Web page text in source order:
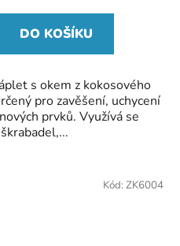
DO KOŠÍKU
s okem z kokosového
pro zavěšení, uchycení
prvků. Využívá se
Kód: ZK6004